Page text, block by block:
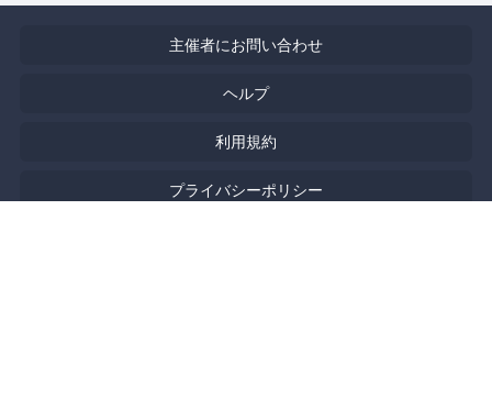
主催者にお問い合わせ
ヘルプ
利用規約
プライバシーポリシー